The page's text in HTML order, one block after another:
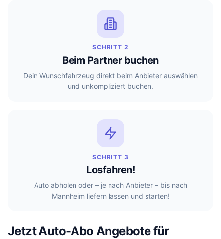
SCHRITT 2
Beim Partner buchen
Dein Wunschfahrzeug direkt beim Anbieter auswählen
und unkompliziert buchen.
SCHRITT 3
Losfahren!
Auto abholen oder – je nach Anbieter – bis nach
Mannheim liefern lassen und starten!
Jetzt Auto-Abo Angebote für